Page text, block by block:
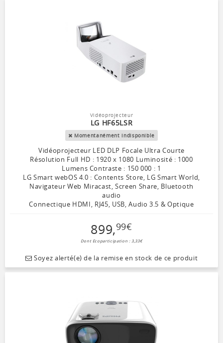
Vidéoprojecteur
LG HF65LSR
Momentanément indisponible
Vidéoprojecteur LED DLP Focale Ultra Courte
Résolution Full HD : 1920 x 1080 Luminosité : 1000
Lumens Contraste : 150 000 : 1
LG Smart webOS 4.0 : Contents Store, LG Smart World,
Navigateur Web Miracast, Screen Share, Bluetooth
audio
Connectique HDMI, RJ45, USB, Audio 3.5 & Optique
899,99€
Dont Ecoparticipation : 3,33€
Soyez alerté(e) de la remise en stock de ce produit